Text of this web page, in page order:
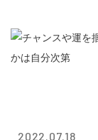
2022.07.18